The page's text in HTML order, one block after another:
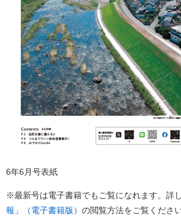
6年6月号表紙
※最新号は電子書籍でもご覧になれます。詳し
報」（電子書籍版） の閲覧方法をご覧ください